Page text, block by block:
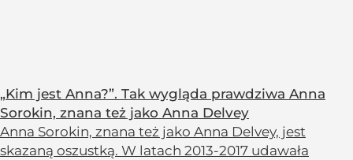
„Kim jest Anna?”. Tak wygląda prawdziwa Anna
Sorokin, znana też jako Anna Delvey
Anna Sorokin, znana też jako Anna Delvey, jest
skazaną oszustką. W latach 2013-2017 udawała